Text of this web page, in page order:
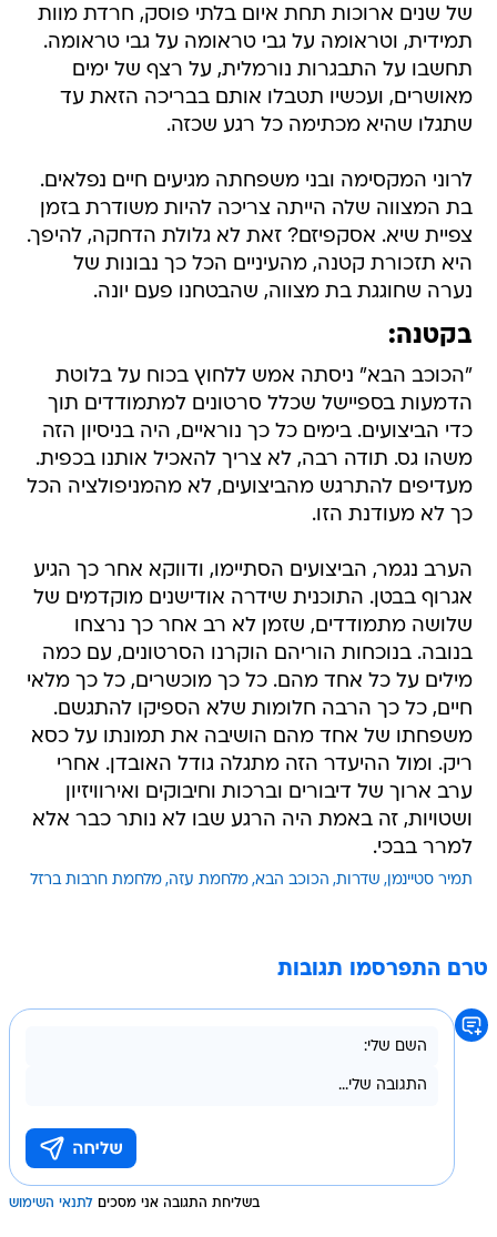
של שנים ארוכות תחת איום בלתי פוסק, חרדת מוות
תמידית, וטראומה על גבי טראומה על גבי טראומה.
תחשבו על התבגרות נורמלית, על רצף של ימים
מאושרים, ועכשיו תטבלו אותם בבריכה הזאת עד
שתגלו שהיא מכתימה כל רגע שכזה.
לרוני המקסימה ובני משפחתה מגיעים חיים נפלאים.
בת המצווה שלה הייתה צריכה להיות משודרת בזמן
צפיית שיא. אסקפיזם? זאת לא גלולת הדחקה, להיפך.
היא תזכורת קטנה, מהעיניים הכל כך נבונות של
נערה שחוגגת בת מצווה, שהבטחנו פעם יונה.
בקטנה:
"הכוכב הבא" ניסתה אמש ללחוץ בכוח על בלוטת
הדמעות בספיישל שכלל סרטונים למתמודדים תוך
כדי הביצועים. בימים כל כך נוראיים, היה בניסיון הזה
משהו גס. תודה רבה, לא צריך להאכיל אותנו בכפית.
מעדיפים להתרגש מהביצועים, לא מהמניפולציה הכל
כך לא מעודנת הזו.
הערב נגמר, הביצועים הסתיימו, ודווקא אחר כך הגיע
אגרוף בבטן. התוכנית שידרה אודישנים מוקדמים של
שלושה מתמודדים, שזמן לא רב אחר כך נרצחו
בנובה. בנוכחות הוריהם הוקרנו הסרטונים, עם כמה
מילים על כל אחד מהם. כל כך מוכשרים, כל כך מלאי
חיים, כל כך הרבה חלומות שלא הספיקו להתגשם.
משפחתו של אחד מהם הושיבה את תמונתו על כסא
ריק. ומול ההיעדר הזה מתגלה גודל האובדן. אחרי
ערב ארוך של דיבורים וברכות וחיבוקים ואירוויזיון
ושטויות, זה באמת היה הרגע שבו לא נותר כבר אלא
למרר בבכי.
תמיר סטיינמן שדרות הכוכב הבא מלחמת עזה מלחמת חרבות ברזל
טרם התפרסמו תגובות
בשליחת התגובה אני מסכים לתנאי השימוש